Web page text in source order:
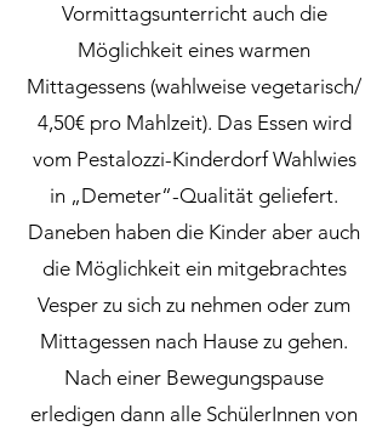
Vormittagsunterricht auch die
Möglichkeit eines warmen
Mittagessens (wahlweise vegetarisch/
4,50€ pro Mahlzeit). Das Essen wird
vom Pestalozzi-Kinderdorf Wahlwies
in „Demeter“-Qualität geliefert.
Daneben haben die Kinder aber auch
die Möglichkeit ein mitgebrachtes
Vesper zu sich zu nehmen oder zum
Mittagessen nach Hause zu gehen.
Nach einer Bewegungspause
erledigen dann alle SchülerInnen von